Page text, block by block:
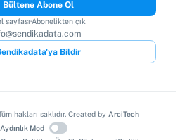
Bültene Abone Ol
sayfası·Abonelikten çık
Bildir
hakları saklıdır. Created by ArciTech
Aydınlık Mod